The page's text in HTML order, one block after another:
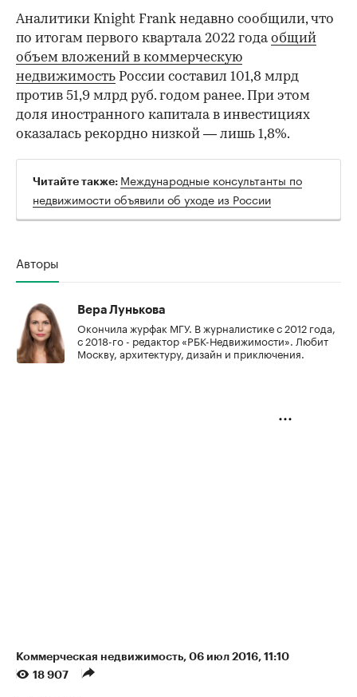
Аналитики Knight Frank недавно сообщили, что
по итогам первого квартала 2022 годаобщий
объем вложений в коммерческую
недвижимость России составил 101,8 млрд
против 51,9 млрд руб. годом ранее. При этом
доля иностранного капитала в инвестициях
оказалась рекордно низкой — лишь 1,8%.
Читайте также: Международные консультанты по
недвижимости объявили об уходе из России
Авторы
Вера Лунькова
Окончила журфак МГУ. В журналистике с 2012 года,
с 2018-го - редактор «РБК-Недвижимости». Любит
Москву, архитектуру, дизайн и приключения.
Коммерческая недвижимость⁠, 06 июл 2016, 11:10
18 907